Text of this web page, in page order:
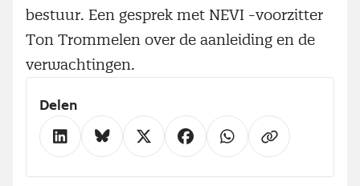
bestuur. Een gesprek met NEVI -voorzitter
Ton Trommelen over de aanleiding en de
verwachtingen.
Delen